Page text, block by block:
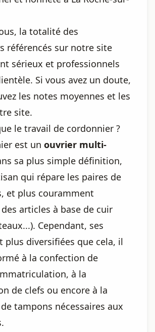
la totalité des
référencés sur notre site
sérieux et professionnels
Si vous avez un doute,
les notes moyennes et les
site.
le travail de cordonnier ?
est un ouvrier multi-
sa plus simple définition,
qui répare les paires de
et plus couramment
articles à base de cuir
Cependant, ses
plus diversifiées que cela, il
à la confection de
à la
de clefs ou encore à la
tampons nécessaires aux